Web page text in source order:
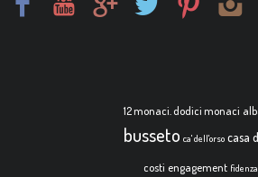
12 monaci. dodici monaci
busseto ca' dell'orso casa
costi engagement fidenza